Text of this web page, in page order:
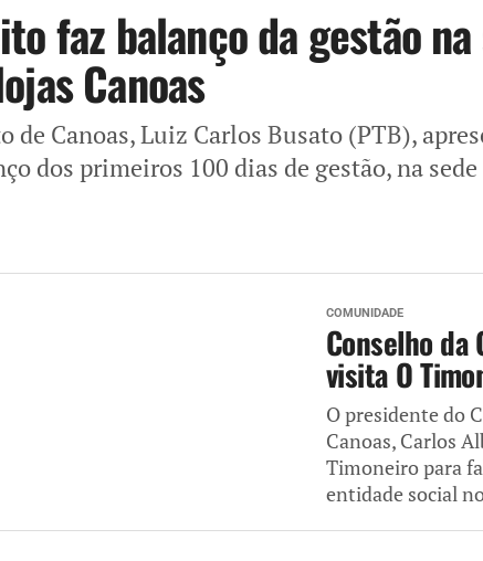
faz balanço da gestão
Canoas
de Canoas, Luiz Carlos Busato (PTB),
dos primeiros 100 dias de gestão, na
COMUNIDADE
Conselho da
visita O
O presidente do
Canoas, Carlos
Timoneiro para
entidade social